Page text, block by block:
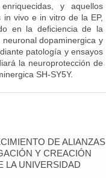
y aquellos
vivo e in vitro de la EP,
en la deficiencia de la
dopaminergica y
patología y ensayos
la neuroprotección de
SH-SY5Y.
DE ALIANZAS
Y CREACIÓN
LA UNIVERSIDAD